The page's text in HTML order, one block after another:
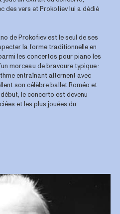
des vers et Prokofiev lui a dédié
de Prokofiev est le seul de ses
la forme traditionnelle en
les concertos pour piano les
morceau de bravoure typique :
entraînant alternent avec
son célèbre ballet Roméo et
le concerto est devenu
et les plus jouées du